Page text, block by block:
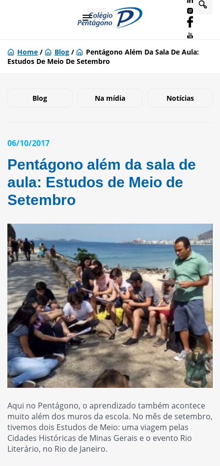
Home / Blog /
Pentágono Além Da Sala De Aula:
Estudos De Meio De Setembro
Blog Na mídia Notícias
06/10/2017
Pentágono além da sala de
aula: Estudos de Meio de
Setembro
Aqui no Pentágono, o aprendizado também acontece
muito além dos muros da escola. No mês de setembro,
tivemos dois Estudos de Meio: uma viagem pelas
Cidades Históricas de Minas Gerais e o evento Rio
Literário, no Rio de Janeiro.